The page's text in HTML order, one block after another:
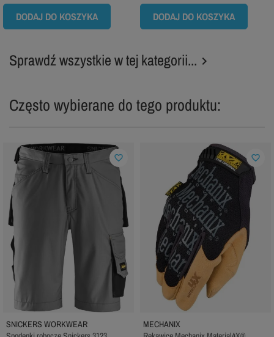
DODAJ DO KOSZYKA DODAJ DO KOSZYKA
Sprawdź wszystkie w tej kategorii... 
Często wybierane do tego produktu:
SNICKERS WORKWEAR
favorite_border
MECHANIX
favorite_border